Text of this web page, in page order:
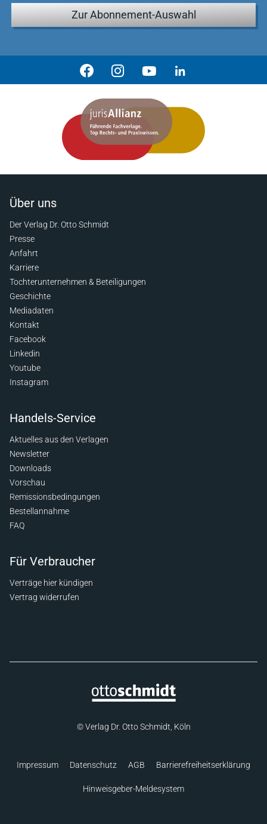
Zur Abonnement-Auswahl
Über uns
Der Verlag Dr. Otto Schmidt
Presse
Anfahrt
Karriere
Tochterunternehmen & Beteiligungen
Geschichte
Mediadaten
Kontakt
Facebook
Linkedin
Youtube
Instagram
Handels-Service
Aktuelles aus den Verlagen
Newsletter
Downloads
Vorschau
Remissionsbedingungen
Bestellannahme
FAQ
Für Verbraucher
Verträge hier kündigen
Vertrag widerrufen
© Verlag Dr. Otto Schmidt, Köln
Impressum Datenschutz AGB Barrierefreiheitserklärung
Hinweisgeber-Meldesystem